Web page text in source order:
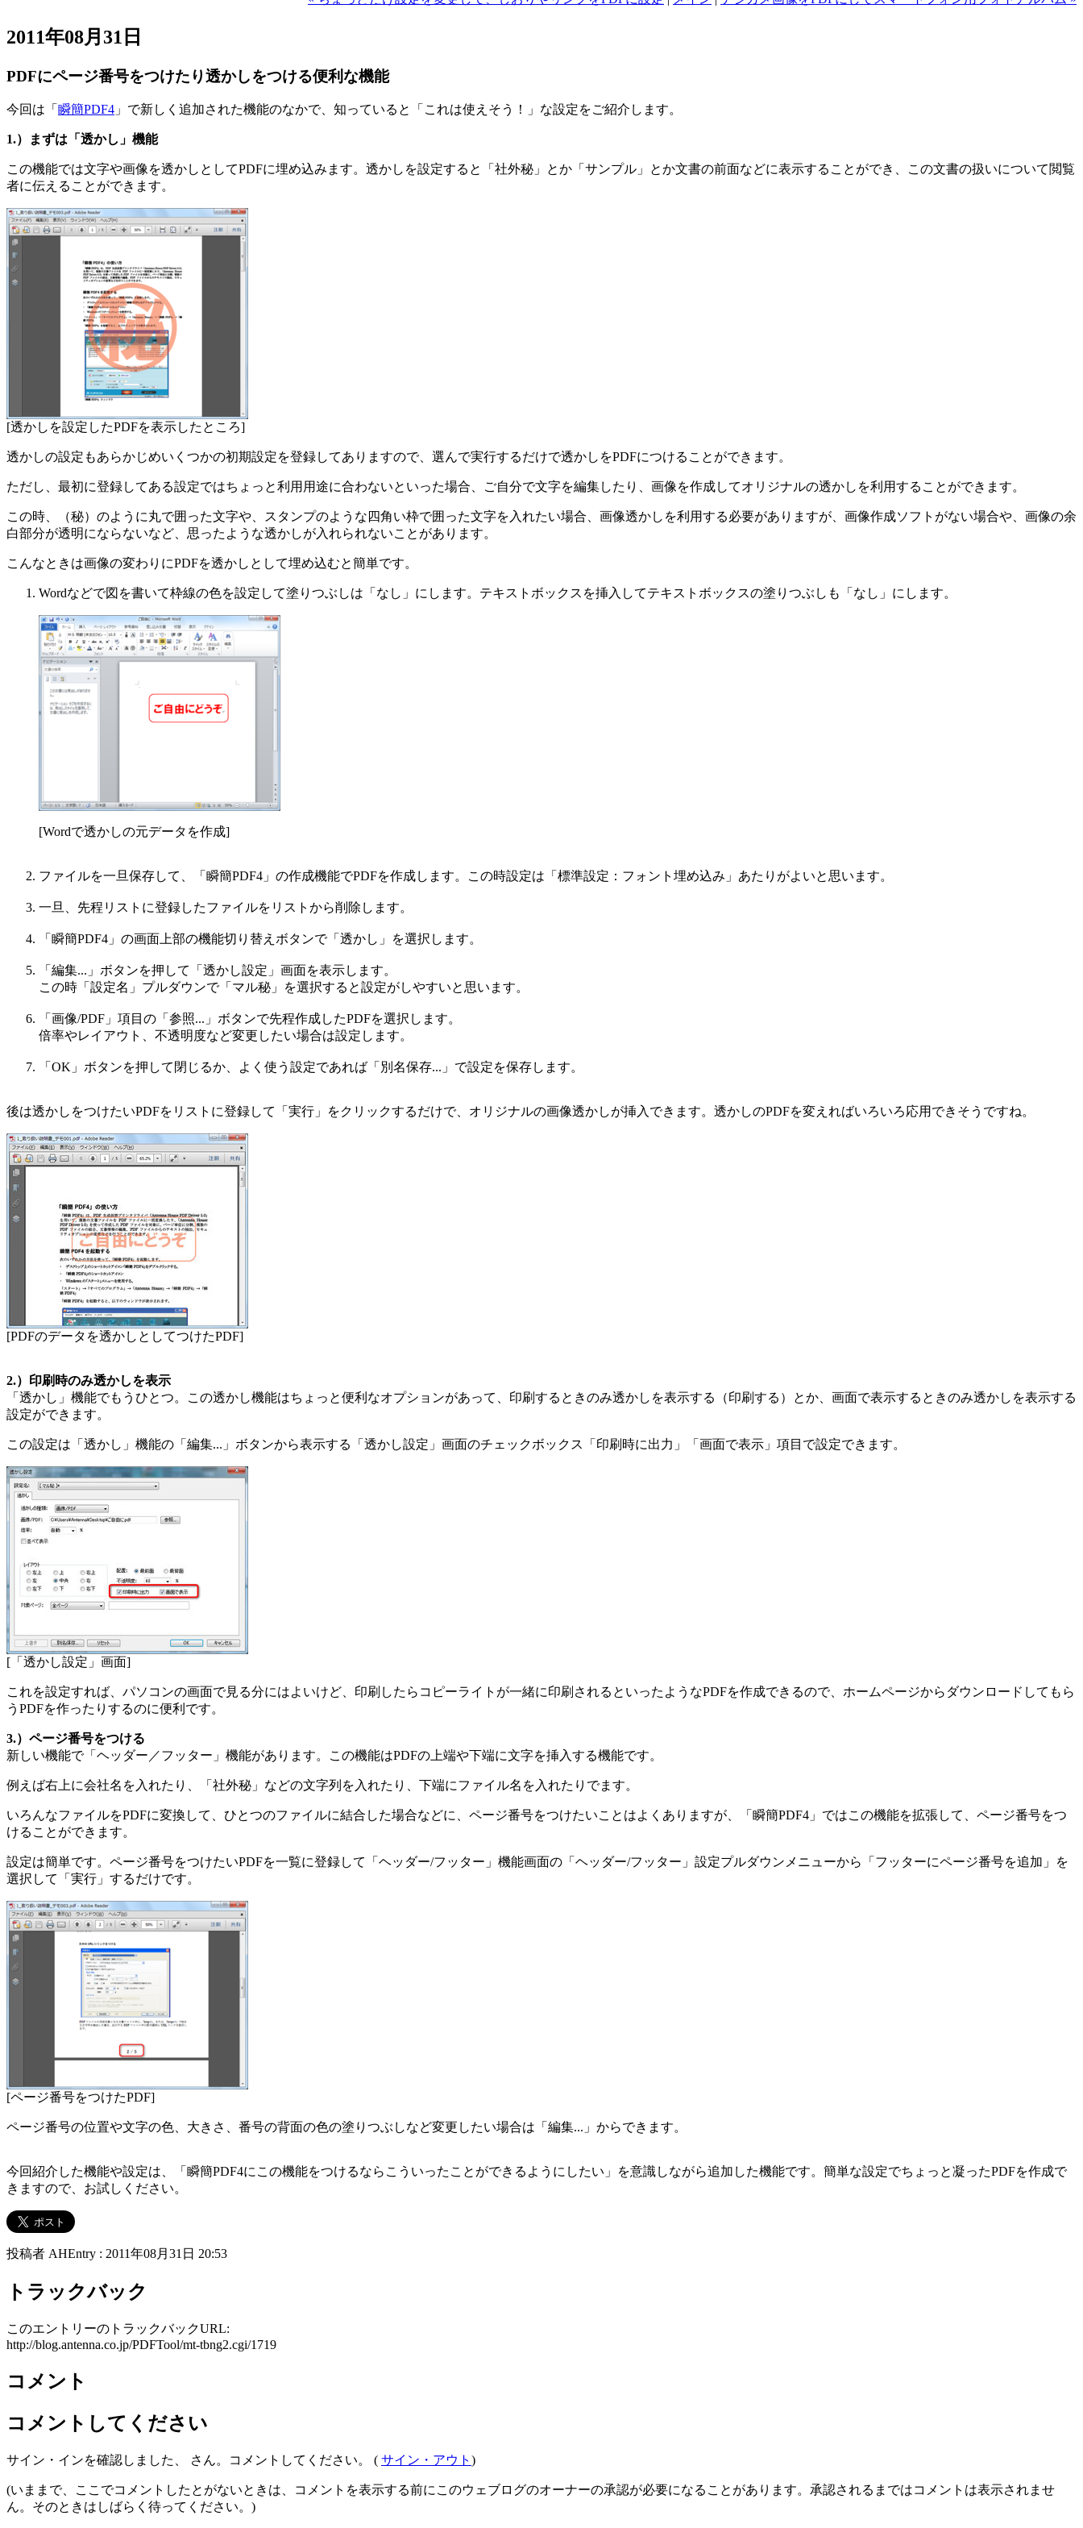
2011年08月31日
PDFにページ番号をつけたり透かしをつける便利な機能
今回は「 瞬簡PDF4 」で新しく追加された機能のなかで、知っていると「これは使えそう！」な設定をご紹介します。
1.）まずは「透かし」機能
この機能では文字や画像を透かしとしてPDFに埋め込みます。透かしを設定すると「社外秘」とか「サンプル」とか文書の前面などに表示することができ、この文書の扱いについて閲覧
者に伝えることができます。
[透かしを設定したPDFを表示したところ]
透かしの設定もあらかじめいくつかの初期設定を登録してありますので、選んで実行するだけで透かしをPDFにつけることができます。
ただし、最初に登録してある設定ではちょっと利用用途に合わないといった場合、ご自分で文字を編集したり、画像を作成してオリジナルの透かしを利用することができます。
この時、（秘）のように丸で囲った文字や、スタンプのような四角い枠で囲った文字を入れたい場合、画像透かしを利用する必要がありますが、画像作成ソフトがない場合や、画像の余
白部分が透明にならないなど、思ったような透かしが入れられないことがあります。
こんなときは画像の変わりにPDFを透かしとして埋め込むと簡単です。
Wordなどで図を書いて枠線の色を設定して塗りつぶしは「なし」にします。テキストボックスを挿入してテキストボックスの塗りつぶしも「なし」にします。
[Wordで透かしの元データを作成]
ファイルを一旦保存して、「瞬簡PDF4」の作成機能でPDFを作成します。この時設定は「標準設定：フォント埋め込み」あたりがよいと思います。
一旦、先程リストに登録したファイルをリストから削除します。
「瞬簡PDF4」の画面上部の機能切り替えボタンで「透かし」を選択します。
「編集...」ボタンを押して「透かし設定」画面を表示します。
この時「設定名」プルダウンで「マル秘」を選択すると設定がしやすいと思います。
「画像/PDF」項目の「参照...」ボタンで先程作成したPDFを選択します。
倍率やレイアウト、不透明度など変更したい場合は設定します。
「OK」ボタンを押して閉じるか、よく使う設定であれば「別名保存...」で設定を保存します。
後は透かしをつけたいPDFをリストに登録して「実行」をクリックするだけで、オリジナルの画像透かしが挿入できます。透かしのPDFを変えればいろいろ応用できそうですね。
[PDFのデータを透かしとしてつけたPDF]
2.）印刷時のみ透かしを表示
「透かし」機能でもうひとつ。この透かし機能はちょっと便利なオプションがあって、印刷するときのみ透かしを表示する（印刷する）とか、画面で表示するときのみ透かしを表示する
設定ができます。
この設定は「透かし」機能の「編集...」ボタンから表示する「透かし設定」画面のチェックボックス「印刷時に出力」「画面で表示」項目で設定できます。
[「透かし設定」画面]
これを設定すれば、パソコンの画面で見る分にはよいけど、印刷したらコピーライトが一緒に印刷されるといったようなPDFを作成できるので、ホームページからダウンロードしてもら
うPDFを作ったりするのに便利です。
3.）ページ番号をつける
新しい機能で「ヘッダー／フッター」機能があります。この機能はPDFの上端や下端に文字を挿入する機能です。
例えば右上に会社名を入れたり、「社外秘」などの文字列を入れたり、下端にファイル名を入れたりでます。
いろんなファイルをPDFに変換して、ひとつのファイルに結合した場合などに、ページ番号をつけたいことはよくありますが、「瞬簡PDF4」ではこの機能を拡張して、ページ番号をつ
けることができます。
設定は簡単です。ページ番号をつけたいPDFを一覧に登録して「ヘッダー/フッター」機能画面の「ヘッダー/フッター」設定プルダウンメニューから「フッターにページ番号を追加」を
選択して「実行」するだけです。
[ページ番号をつけたPDF]
ページ番号の位置や文字の色、大きさ、番号の背面の色の塗りつぶしなど変更したい場合は「編集...」からできます。
今回紹介した機能や設定は、「瞬簡PDF4にこの機能をつけるならこういったことができるようにしたい」を意識しながら追加した機能です。簡単な設定でちょっと凝ったPDFを作成で
きますので、お試しください。
投稿者 AHEntry : 2011年08月31日 20:53
トラックバック
このエントリーのトラックバックURL:
http://blog.antenna.co.jp/PDFTool/mt-tbng2.cgi/1719
コメント
コメントしてください
サイン・インを確認しました、 さん。コメントしてください。 ( サイン・アウト )
(いままで、ここでコメントしたとがないときは、コメントを表示する前にこのウェブログのオーナーの承認が必要になることがあります。承認されるまではコメントは表示されませ
ん。そのときはしばらく待ってください。)